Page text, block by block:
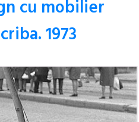
cu mobilier
1973